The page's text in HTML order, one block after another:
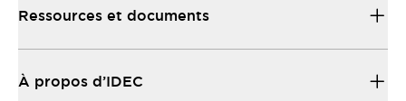
Ressources et documents
À propos d’IDEC